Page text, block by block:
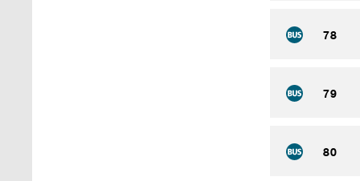
78
79
80